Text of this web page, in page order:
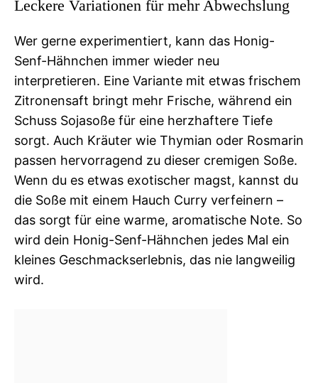
Leckere Variationen für mehr Abwechslung
Wer gerne experimentiert, kann das Honig-
Senf-Hähnchen immer wieder neu
interpretieren. Eine Variante mit etwas frischem
Zitronensaft bringt mehr Frische, während ein
Schuss Sojasoße für eine herzhaftere Tiefe
sorgt. Auch Kräuter wie Thymian oder Rosmarin
passen hervorragend zu dieser cremigen Soße.
Wenn du es etwas exotischer magst, kannst du
die Soße mit einem Hauch Curry verfeinern –
das sorgt für eine warme, aromatische Note. So
wird dein Honig-Senf-Hähnchen jedes Mal ein
kleines Geschmackserlebnis, das nie langweilig
wird.